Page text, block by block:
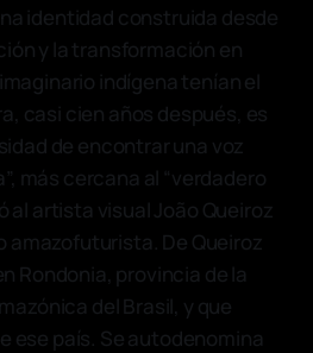
identidad construida desde
y la transformación en
indígena tenían el
casi cien años después, es
de encontrar una voz
más cercana al “verdadero
al artista visual João Queiroz
amazofuturista. De Queiroz
Rondonia, provincia de la
del Brasil, y que
ese país. Se autodenomina